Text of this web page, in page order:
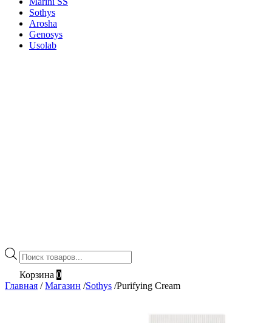
Sothys
Arosha
Genosys
Usolab
Поиск
товаров
Корзина 0
Главная / Магазин /Sothys /Purifying Cream